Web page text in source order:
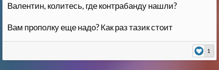
Валентин, колитесь, где контрабанду нашли?
Вам прополку еще надо? Как раз тазик стоит
1